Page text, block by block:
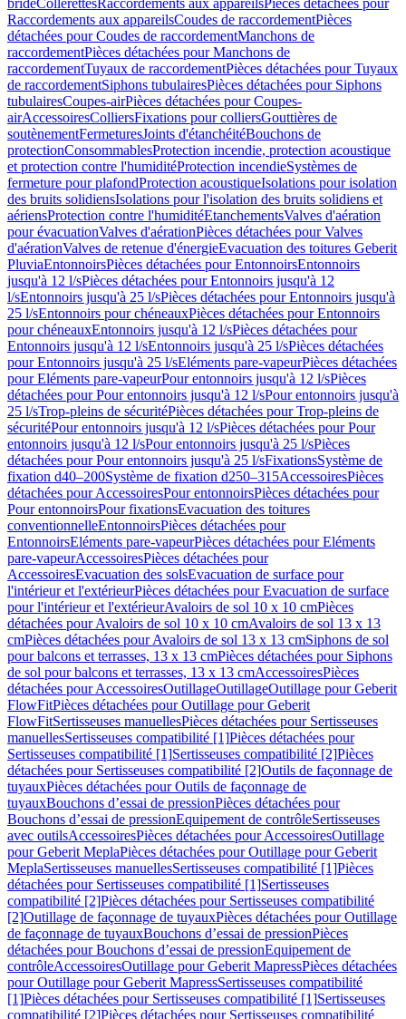
brideCollerettesRaccordements aux appareilsPièces détachées pour
Raccordements aux appareilsCoudes de raccordementPièces
détachées pour Coudes de raccordementManchons de
raccordementPièces détachées pour Manchons de
raccordementTuyaux de raccordementPièces détachées pour Tuyaux
de raccordementSiphons tubulairesPièces détachées pour Siphons
tubulairesCoupes-airPièces détachées pour Coupes-
airAccessoiresColliersFixations pour colliersGouttières de
soutènementFermeturesJoints d'étanchéitéBouchons de
protectionConsommablesProtection incendie, protection acoustique
et protection contre l'humiditéProtection incendieSystèmes de
fermeture pour plafondProtection acoustiqueIsolations pour isolation
des bruits solidiensIsolations pour l'isolation des bruits solidiens et
aériensProtection contre l'humiditéEtanchementsValves d'aération
pour évacuationValves d'aérationPièces détachées pour Valves
d'aérationValves de retenue d'énergieEvacuation des toitures Geberit
PluviaEntonnoirsPièces détachées pour EntonnoirsEntonnoirs
jusqu'à 12 l/sPièces détachées pour Entonnoirs jusqu'à 12
l/sEntonnoirs jusqu'à 25 l/sPièces détachées pour Entonnoirs jusqu'à
25 l/sEntonnoirs pour chéneauxPièces détachées pour Entonnoirs
pour chéneauxEntonnoirs jusqu'à 12 l/sPièces détachées pour
Entonnoirs jusqu'à 12 l/sEntonnoirs jusqu'à 25 l/sPièces détachées
pour Entonnoirs jusqu'à 25 l/sEléments pare-vapeurPièces détachées
pour Eléments pare-vapeurPour entonnoirs jusqu'à 12 l/sPièces
détachées pour Pour entonnoirs jusqu'à 12 l/sPour entonnoirs jusqu'à
25 l/sTrop-pleins de sécuritéPièces détachées pour Trop-pleins de
sécuritéPour entonnoirs jusqu'à 12 l/sPièces détachées pour Pour
entonnoirs jusqu'à 12 l/sPour entonnoirs jusqu'à 25 l/sPièces
détachées pour Pour entonnoirs jusqu'à 25 l/sFixationsSystème de
fixation d40–200Système de fixation d250–315AccessoiresPièces
détachées pour AccessoiresPour entonnoirsPièces détachées pour
Pour entonnoirsPour fixationsEvacuation des toitures
conventionnelleEntonnoirsPièces détachées pour
EntonnoirsEléments pare-vapeurPièces détachées pour Eléments
pare-vapeurAccessoiresPièces détachées pour
AccessoiresEvacuation des solsEvacuation de surface pour
l'intérieur et l'extérieurPièces détachées pour Evacuation de surface
pour l'intérieur et l'extérieurAvaloirs de sol 10 x 10 cmPièces
détachées pour Avaloirs de sol 10 x 10 cmAvaloirs de sol 13 x 13
cmPièces détachées pour Avaloirs de sol 13 x 13 cmSiphons de sol
pour balcons et terrasses, 13 x 13 cmPièces détachées pour Siphons
de sol pour balcons et terrasses, 13 x 13 cmAccessoiresPièces
détachées pour AccessoiresOutillageOutillageOutillage pour Geberit
FlowFitPièces détachées pour Outillage pour Geberit
FlowFitSertisseuses manuellesPièces détachées pour Sertisseuses
manuellesSertisseuses compatibilité [1]Pièces détachées pour
Sertisseuses compatibilité [1]Sertisseuses compatibilité [2]Pièces
détachées pour Sertisseuses compatibilité [2]Outils de façonnage de
tuyauxPièces détachées pour Outils de façonnage de
tuyauxBouchons d’essai de pressionPièces détachées pour
Bouchons d’essai de pressionEquipement de contrôleSertisseuses
avec outilsAccessoiresPièces détachées pour AccessoiresOutillage
pour Geberit MeplaPièces détachées pour Outillage pour Geberit
MeplaSertisseuses manuellesSertisseuses compatibilité [1]Pièces
détachées pour Sertisseuses compatibilité [1]Sertisseuses
compatibilité [2]Pièces détachées pour Sertisseuses compatibilité
[2]Outillage de façonnage de tuyauxPièces détachées pour Outillage
de façonnage de tuyauxBouchons d’essai de pressionPièces
détachées pour Bouchons d’essai de pressionEquipement de
contrôleAccessoiresOutillage pour Geberit MapressPièces détachées
pour Outillage pour Geberit MapressSertisseuses compatibilité
[1]Pièces détachées pour Sertisseuses compatibilité [1]Sertisseuses
compatibilité [2]Pièces détachées pour Sertisseuses compatibilité